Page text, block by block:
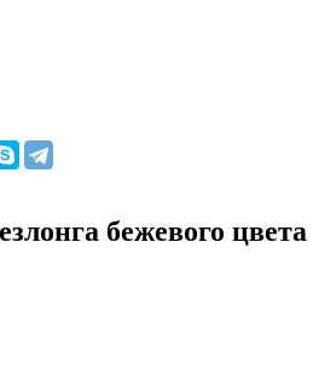
бежевого цвета